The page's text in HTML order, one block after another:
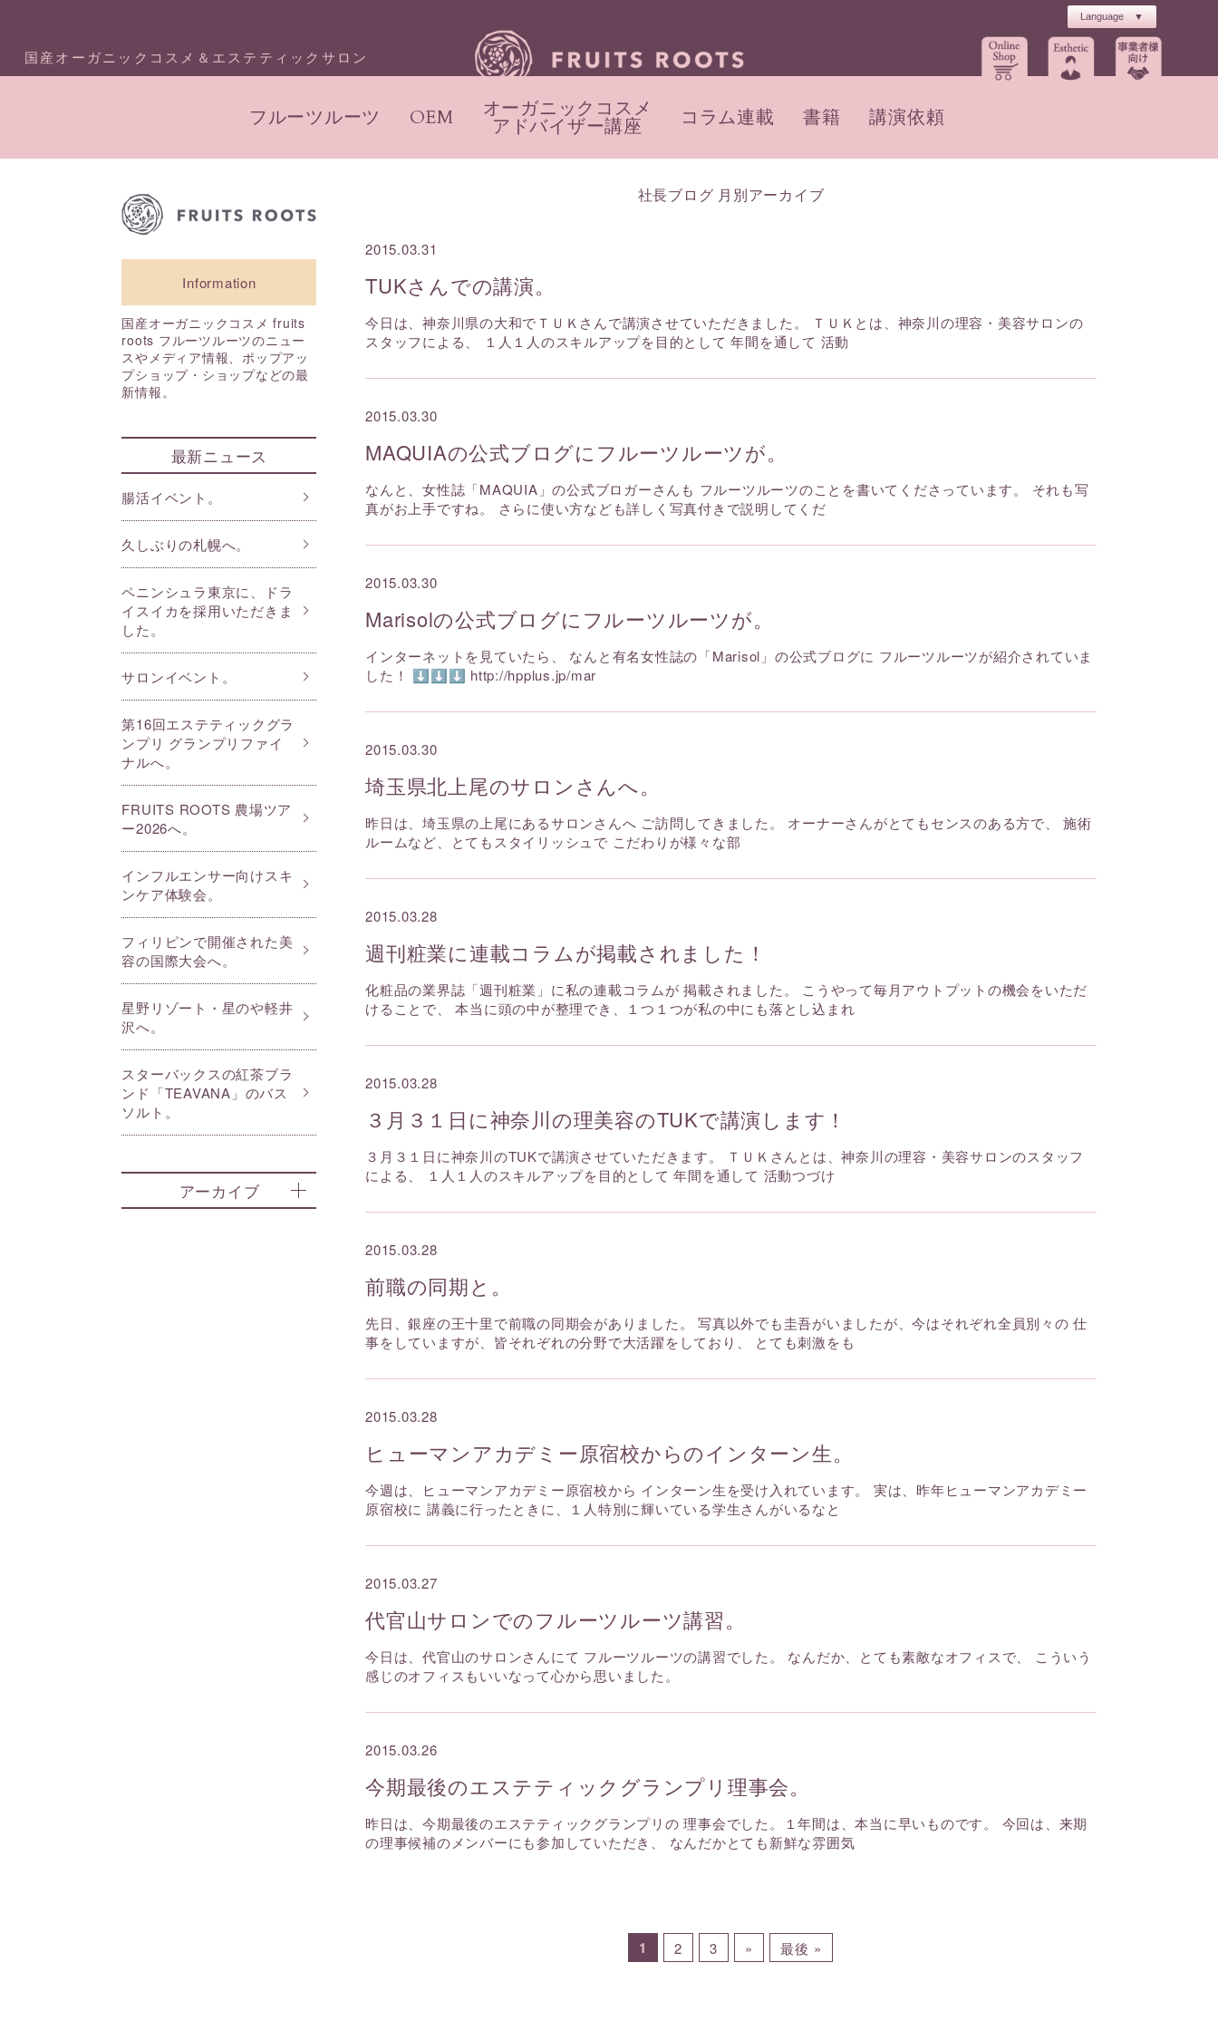
国産オーガニックコスメ＆エステティックサロン
フルーツルーツ OEM オーガニックコスメ
アドバイザー講座 コラム連載 書籍 講演依頼
社長ブログ 月別アーカイブ
2015.03.31
TUKさんでの講演。
今日は、神奈川県の大和でＴＵＫさんで講演させていただきました。 ＴＵＫとは、神奈川の理容・美容サロンの
スタッフによる、 １人１人のスキルアップを目的として 年間を通して 活動
2015.03.30
MAQUIAの公式ブログにフルーツルーツが。
なんと、女性誌「MAQUIA」の公式ブロガーさんも フルーツルーツのことを書いてくださっています。 それも写
真がお上手ですね。 さらに使い方なども詳しく写真付きで説明してくだ
2015.03.30
Marisolの公式ブログにフルーツルーツが。
インターネットを見ていたら、 なんと有名女性誌の「Marisol」の公式ブログに フルーツルーツが紹介されていま
した！ ⬇⬇⬇ http://hpplus.jp/mar
2015.03.30
埼玉県北上尾のサロンさんへ。
昨日は、埼玉県の上尾にあるサロンさんへ ご訪問してきました。 オーナーさんがとてもセンスのある方で、 施術
ルームなど、とてもスタイリッシュで こだわりが様々な部
2015.03.28
週刊粧業に連載コラムが掲載されました！
化粧品の業界誌「週刊粧業」に私の連載コラムが 掲載されました。 こうやって毎月アウトプットの機会をいただ
けることで、 本当に頭の中が整理でき、１つ１つが私の中にも落とし込まれ
2015.03.28
３月３１日に神奈川の理美容のTUKで講演します！
３月３１日に神奈川のTUKで講演させていただきます。 ＴＵＫさんとは、神奈川の理容・美容サロンのスタッフ
による、 １人１人のスキルアップを目的として 年間を通して 活動つづけ
2015.03.28
前職の同期と。
先日、銀座の王十里で前職の同期会がありました。 写真以外でも圭吾がいましたが、今はそれぞれ全員別々の 仕
事をしていますが、皆それぞれの分野で大活躍をしており、 とても刺激をも
2015.03.28
ヒューマンアカデミー原宿校からのインターン生。
今週は、ヒューマンアカデミー原宿校から インターン生を受け入れています。 実は、昨年ヒューマンアカデミー
原宿校に 講義に行ったときに、１人特別に輝いている学生さんがいるなと
2015.03.27
代官山サロンでのフルーツルーツ講習。
今日は、代官山のサロンさんにて フルーツルーツの講習でした。 なんだか、とても素敵なオフィスで、 こういう
感じのオフィスもいいなって心から思いました。
2015.03.26
今期最後のエステティックグランプリ理事会。
昨日は、今期最後のエステティックグランプリの 理事会でした。１年間は、本当に早いものです。 今回は、来期
の理事候補のメンバーにも参加していただき、 なんだかとても新鮮な雰囲気
1 2 3 » 最後 »
Information
国産オーガニックコスメ fruits
roots フルーツルーツのニュー
スやメディア情報、ポップアッ
プショップ・ショップなどの最
新情報。
最新ニュース
腸活イベント。
久しぶりの札幌へ。
ペニンシュラ東京に、ドラ
イスイカを採用いただきま
した。
サロンイベント。
第16回エステティックグラ
ンプリ グランプリファイ
ナルへ。
FRUITS ROOTS 農場ツア
ー2026へ。
インフルエンサー向けスキ
ンケア体験会。
フィリピンで開催された美
容の国際大会へ。
星野リゾート・星のや軽井
沢へ。
スターバックスの紅茶ブラ
ンド「TEAVANA」のバス
ソルト。
アーカイブ